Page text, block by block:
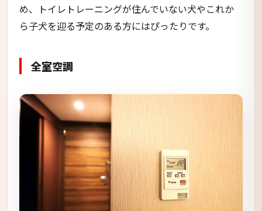
め、トイレトレーニングが住んでいない犬やこれか
ら子犬を迎る予定のある方にはぴったりです。
全室空調